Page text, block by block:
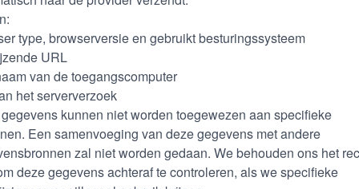
type, browserversie en gebruikt besturingssysteem
URL
van de toegangscomputer
het serververzoek
kunnen niet worden toegewezen aan specifieke
Een samenvoeging van deze gegevens met andere
zal niet worden gedaan. We behouden ons het
deze gegevens achteraf te controleren, als we specifieke